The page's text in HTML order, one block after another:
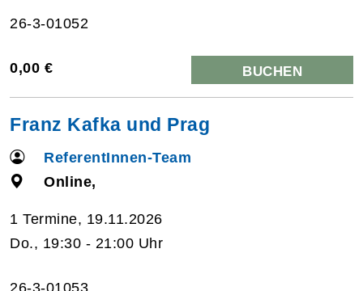
26-3-01052
0,00 € BUCHEN
Franz Kafka und Prag
ReferentInnen-Team
Online,
1 Termine, 19.11.2026
Do., 19:30 - 21:00 Uhr
26-3-01053